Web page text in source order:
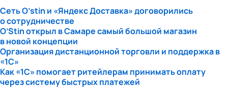
Сеть O’stin и «Яндекс Доставка» договорились
о сотрудничестве
O’Stin открыл в Самаре самый большой магазин
в новой концепции
Организация дистанционной торговли и поддержка в
«1С»
Как «1С» помогает ритейлерам принимать оплату
через систему быстрых платежей